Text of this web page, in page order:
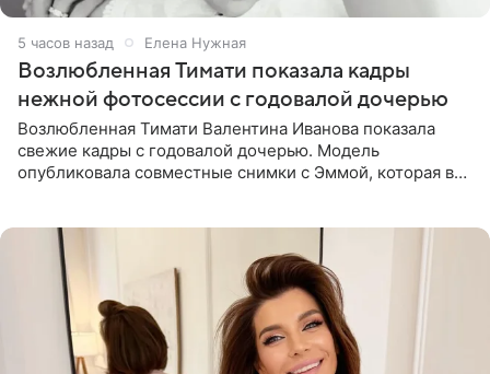
5 часов назад Елена Нужная
Возлюбленная Тимати показала кадры
нежной фотосессии с годовалой дочерью
Возлюбленная Тимати Валентина Иванова показала
свежие кадры с годовалой дочерью. Модель
опубликовала совместные снимки с Эммой, которая в